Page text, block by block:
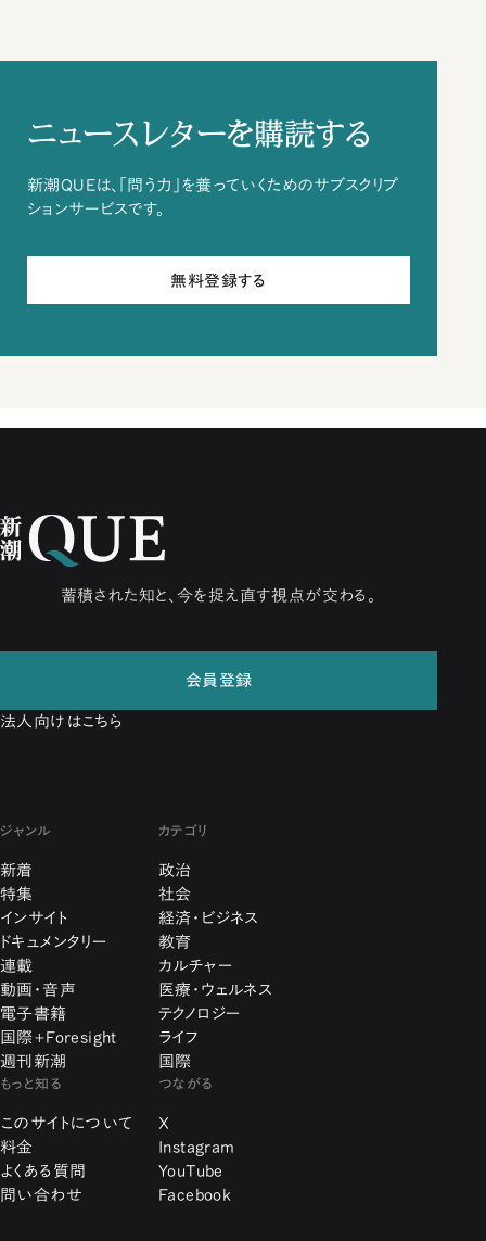
ニュースレターを購読する
新潮QUEは、「問う力」を養っていくためのサブスクリプ
ションサービスです。
無料登録する
蓄積された知と、今を捉え直す視点が交わる。
会員登録
法人向けはこちら
ジャンル
新着
特集
インサイト
ドキュメンタリー
連載
動画・音声
電子書籍
国際+Foresight
週刊新潮
カテゴリ
政治
社会
経済・ビジネス
教育
カルチャー
医療・ウェルネス
テクノロジー
ライフ
国際
もっと知る
このサイトについて
料金
よくある質問
問い合わせ
つながる
X
Instagram
YouTube
Facebook